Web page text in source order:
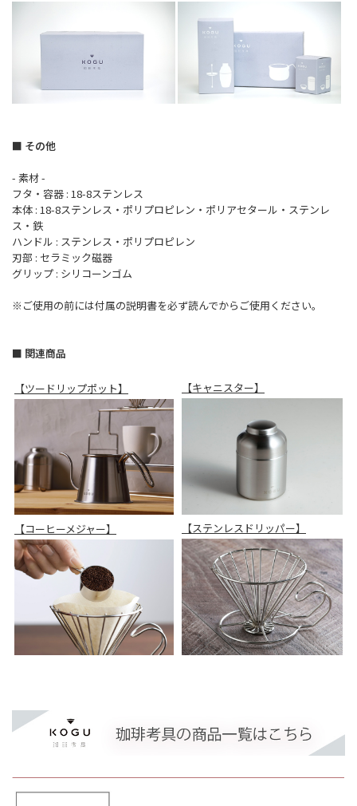
■ その他
- 素材 -
フタ・容器 : 18-8ステンレス
本体 : 18-8ステンレス・ポリプロピレン・ポリアセタール・ステンレ
ス・鉄
ハンドル : ステンレス・ポリプロピレン
刃部 : セラミック磁器
グリップ : シリコーンゴム
※ご使用の前には付属の説明書を必ず読んでからご使用ください。
■ 関連商品
【ツードリップポット】 【キャニスター】
【コーヒーメジャー】 【ステンレスドリッパー】